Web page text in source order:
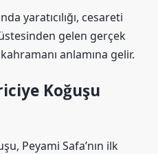
yaratıcılığı, cesareti
gelen gerçek
anlamına gelir.
Koğuşu
Peyami Safa’nın ilk